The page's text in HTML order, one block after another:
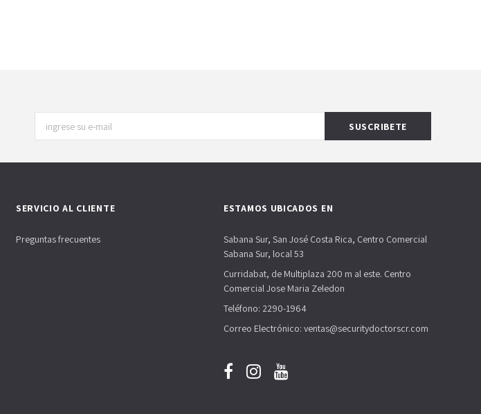
SERVICIO AL CLIENTE
Preguntas frecuentes
ESTAMOS UBICADOS EN
Sabana Sur, San José Costa Rica, Centro Comercial
Sabana Sur, local 53
Curridabat, de Multiplaza 200 m al este. Centro
Comercial Jose Maria Zeledon
Teléfono: 2290-1964
Correo Electrónico: ventas@securitydoctorscr.com